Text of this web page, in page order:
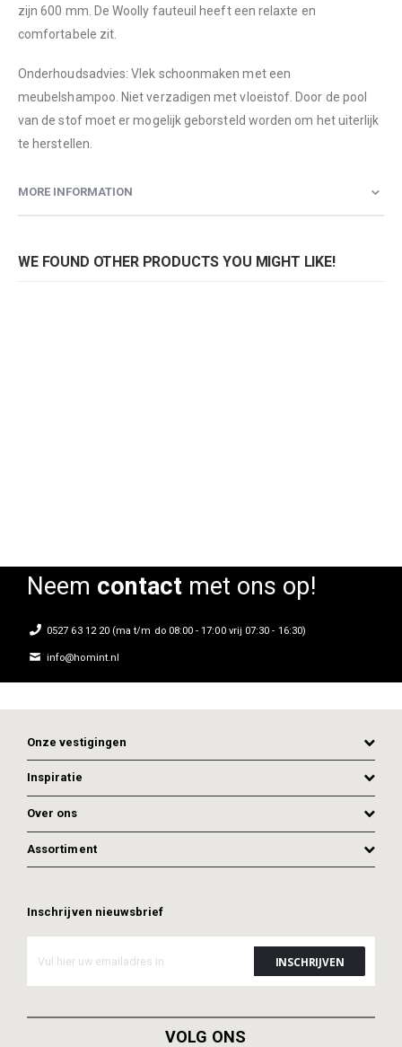
zijn 600 mm. De Woolly fauteuil heeft een relaxte en
comfortabele zit.
Onderhoudsadvies: Vlek schoonmaken met een
meubelshampoo. Niet verzadigen met vloeistof. Door de pool
van de stof moet er mogelijk geborsteld worden om het uiterlijk
te herstellen.
MORE INFORMATION
WE FOUND OTHER PRODUCTS YOU MIGHT LIKE!
ADD TO CART ADD TO CART
Neem contactmet ons op!
0527 63 12 20 (ma t/m do 08:00 - 17:00 vrij 07:30 - 16:30)
info@homint.nl
Onze vestigingen
Inspiratie
Over ons
Assortiment
Inschrijven nieuwsbrief
VOLG ONS